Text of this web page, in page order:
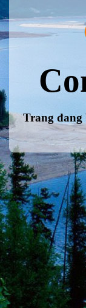
Trang đang